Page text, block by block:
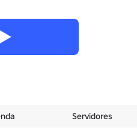
Servidores